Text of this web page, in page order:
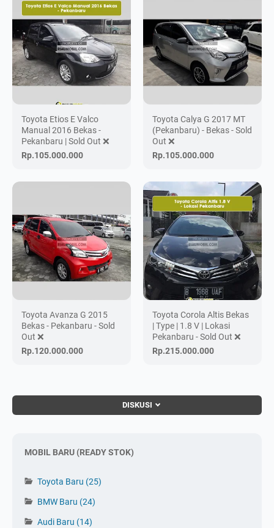
Toyota Etios E Valco
Manual 2016 Bekas -
Pekanbaru | Sold Out ❌
Rp.105.000.000
Toyota Calya G 2017 MT
(Pekanbaru) - Bekas - Sold
Out ❌
Rp.105.000.000
Toyota Avanza G 2015
Bekas - Pekanbaru - Sold
Out ❌
Rp.120.000.000
Toyota Corola Altis Bekas
| Type | 1.8 V | Lokasi
Pekanbaru - Sold Out ❌
Rp.215.000.000
DISKUSI
MOBIL BARU (READY STOK)
Toyota Baru (25)
BMW Baru (24)
Audi Baru (14)